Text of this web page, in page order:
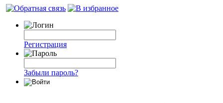
Регистрация
Забыли пароль?